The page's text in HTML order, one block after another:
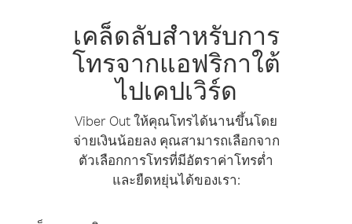
เคล็ดลับสำหรับการ
โทรจากแอฟริกาใต้
ไปเคปเวิร์ด
Viber Out ให้คุณโทรได้นานขึ้นโดย
จ่ายเงินน้อยลง คุณสามารถเลือกจาก
ตัวเลือกการโทรที่มีอัตราค่าโทรต่ำ
และยืดหยุ่นได้ของเรา: